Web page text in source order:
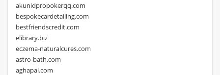
akunidpropokerqq.com
bespokecardetailing.com
bestfriendscredit.com
elibrary.biz
eczema-naturalcures.com
astro-bath.com
aghapal.com